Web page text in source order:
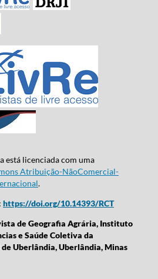
está licenciada com uma
Atribuição-NãoComercial-
.
https://doi.org/10.14393/RCT
de Geografia Agrária, Instituto
e Saúde Coletiva da
Uberlândia, Uberlândia, Minas